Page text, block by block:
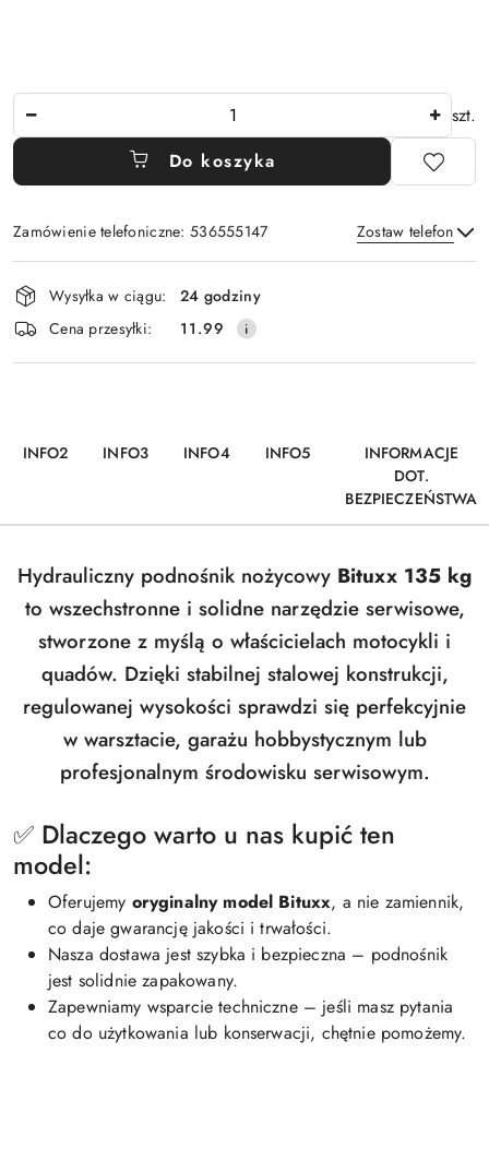
szt.
Do koszyka
Zamówienie telefoniczne: 536555147 Zostaw telefon
Wyślij
Dostępność
i
dostawa
Wysyłka w ciągu:
24 godziny
Cena przesyłki:
11.99
INFO2 INFO3 INFO4 INFO5
INFORMACJE
DOT.
BEZPIECZEŃSTWA
Hydrauliczny podnośnik nożycowy Bituxx 135 kg
to wszechstronne i solidne narzędzie serwisowe,
stworzone z myślą o właścicielach motocykli i
quadów. Dzięki stabilnej stalowej konstrukcji,
regulowanej wysokości sprawdzi się perfekcyjnie
w warsztacie, garażu hobbystycznym lub
profesjonalnym środowisku serwisowym.
✅ Dlaczego warto u nas kupić ten
model:
Oferujemy oryginalny model Bituxx, a nie zamiennik,
co daje gwarancję jakości i trwałości.
Nasza dostawa jest szybka i bezpieczna – podnośnik
jest solidnie zapakowany.
Zapewniamy wsparcie techniczne – jeśli masz pytania
co do użytkowania lub konserwacji, chętnie pomożemy.